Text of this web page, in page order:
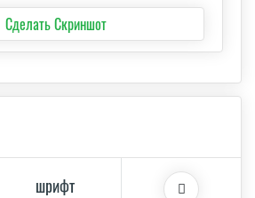
Сделать Скриншот
шрифт